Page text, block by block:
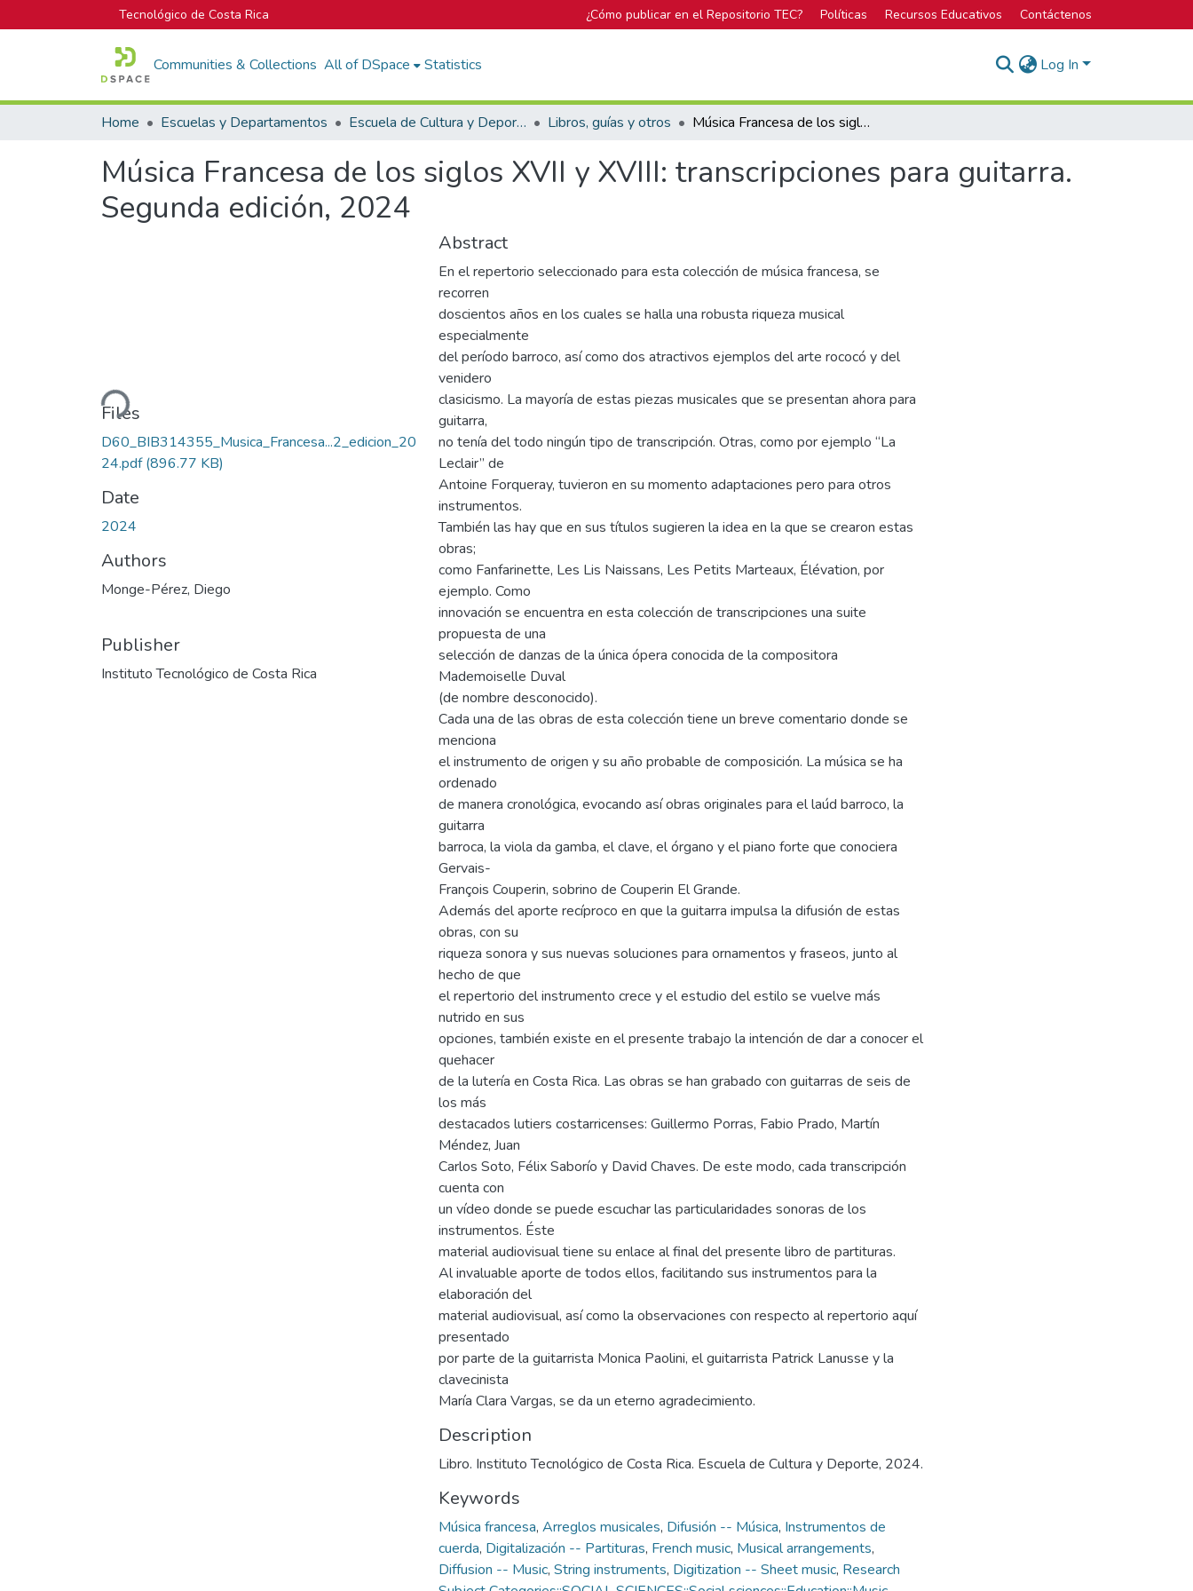
Tecnológico de Costa Rica ¿Cómo publicar en el Repositorio TEC? Políticas Recursos Educativos Contáctenos
Communities & Collections All of DSpace Statistics Log In
Home Escuelas y Departamentos Escuela de Cultura y Deporte Libros, guías y otros Música Francesa de los siglos XVII y XVIII: transcripciones para guitarra. Segunda edición, 2024
Música Francesa de los siglos XVII y XVIII: transcripciones para guitarra.
Segunda edición, 2024
Loading...
Files
D60_BIB314355_Musica_Francesa...2_edicion_20
24.pdf(896.77 KB)
Date
2024
Authors
Monge-Pérez, Diego
Publisher
Instituto Tecnológico de Costa Rica
Abstract
En el repertorio seleccionado para esta colección de música francesa, se
recorren
doscientos años en los cuales se halla una robusta riqueza musical
especialmente
del período barroco, así como dos atractivos ejemplos del arte rococó y del
venidero
clasicismo. La mayoría de estas piezas musicales que se presentan ahora para
guitarra,
no tenía del todo ningún tipo de transcripción. Otras, como por ejemplo “La
Leclair” de
Antoine Forqueray, tuvieron en su momento adaptaciones pero para otros
instrumentos.
También las hay que en sus títulos sugieren la idea en la que se crearon estas
obras;
como Fanfarinette, Les Lis Naissans, Les Petits Marteaux, Élévation, por
ejemplo. Como
innovación se encuentra en esta colección de transcripciones una suite
propuesta de una
selección de danzas de la única ópera conocida de la compositora
Mademoiselle Duval
(de nombre desconocido).
Cada una de las obras de esta colección tiene un breve comentario donde se
menciona
el instrumento de origen y su año probable de composición. La música se ha
ordenado
de manera cronológica, evocando así obras originales para el laúd barroco, la
guitarra
barroca, la viola da gamba, el clave, el órgano y el piano forte que conociera
Gervais-
François Couperin, sobrino de Couperin El Grande.
Además del aporte recíproco en que la guitarra impulsa la difusión de estas
obras, con su
riqueza sonora y sus nuevas soluciones para ornamentos y fraseos, junto al
hecho de que
el repertorio del instrumento crece y el estudio del estilo se vuelve más
nutrido en sus
opciones, también existe en el presente trabajo la intención de dar a conocer el
quehacer
de la lutería en Costa Rica. Las obras se han grabado con guitarras de seis de
los más
destacados lutiers costarricenses: Guillermo Porras, Fabio Prado, Martín
Méndez, Juan
Carlos Soto, Félix Saborío y David Chaves. De este modo, cada transcripción
cuenta con
un vídeo donde se puede escuchar las particularidades sonoras de los
instrumentos. Éste
material audiovisual tiene su enlace al final del presente libro de partituras.
Al invaluable aporte de todos ellos, facilitando sus instrumentos para la
elaboración del
material audiovisual, así como la observaciones con respecto al repertorio aquí
presentado
por parte de la guitarrista Monica Paolini, el guitarrista Patrick Lanusse y la
clavecinista
María Clara Vargas, se da un eterno agradecimiento.
Description
Libro. Instituto Tecnológico de Costa Rica. Escuela de Cultura y Deporte, 2024.
Keywords
Música francesa, Arreglos musicales, Difusión -- Música, Instrumentos de
cuerda, Digitalización -- Partituras, French music, Musical arrangements,
Diffusion -- Music, String instruments, Digitization -- Sheet music, Research